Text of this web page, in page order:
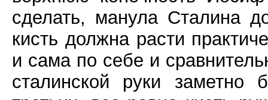
сделать, манула Сталина
кисть должна расти
и сама по себе и
сталинской руки